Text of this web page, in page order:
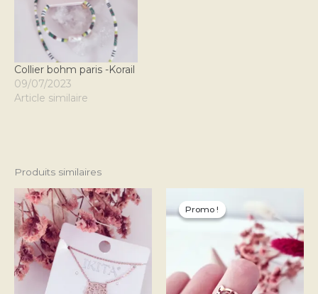
Collier bohm paris -Korail
09/07/2023
Article similaire
Produits similaires
Promo !
Promo !
prix
initial
actuel
est :
9,00 €.